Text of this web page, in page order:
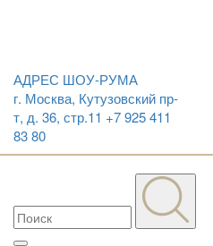
АДРЕС ШОУ-РУМА
г. Москва, Кутузовский пр-
т, д. 36, стр.11 +7 925 411
83 80